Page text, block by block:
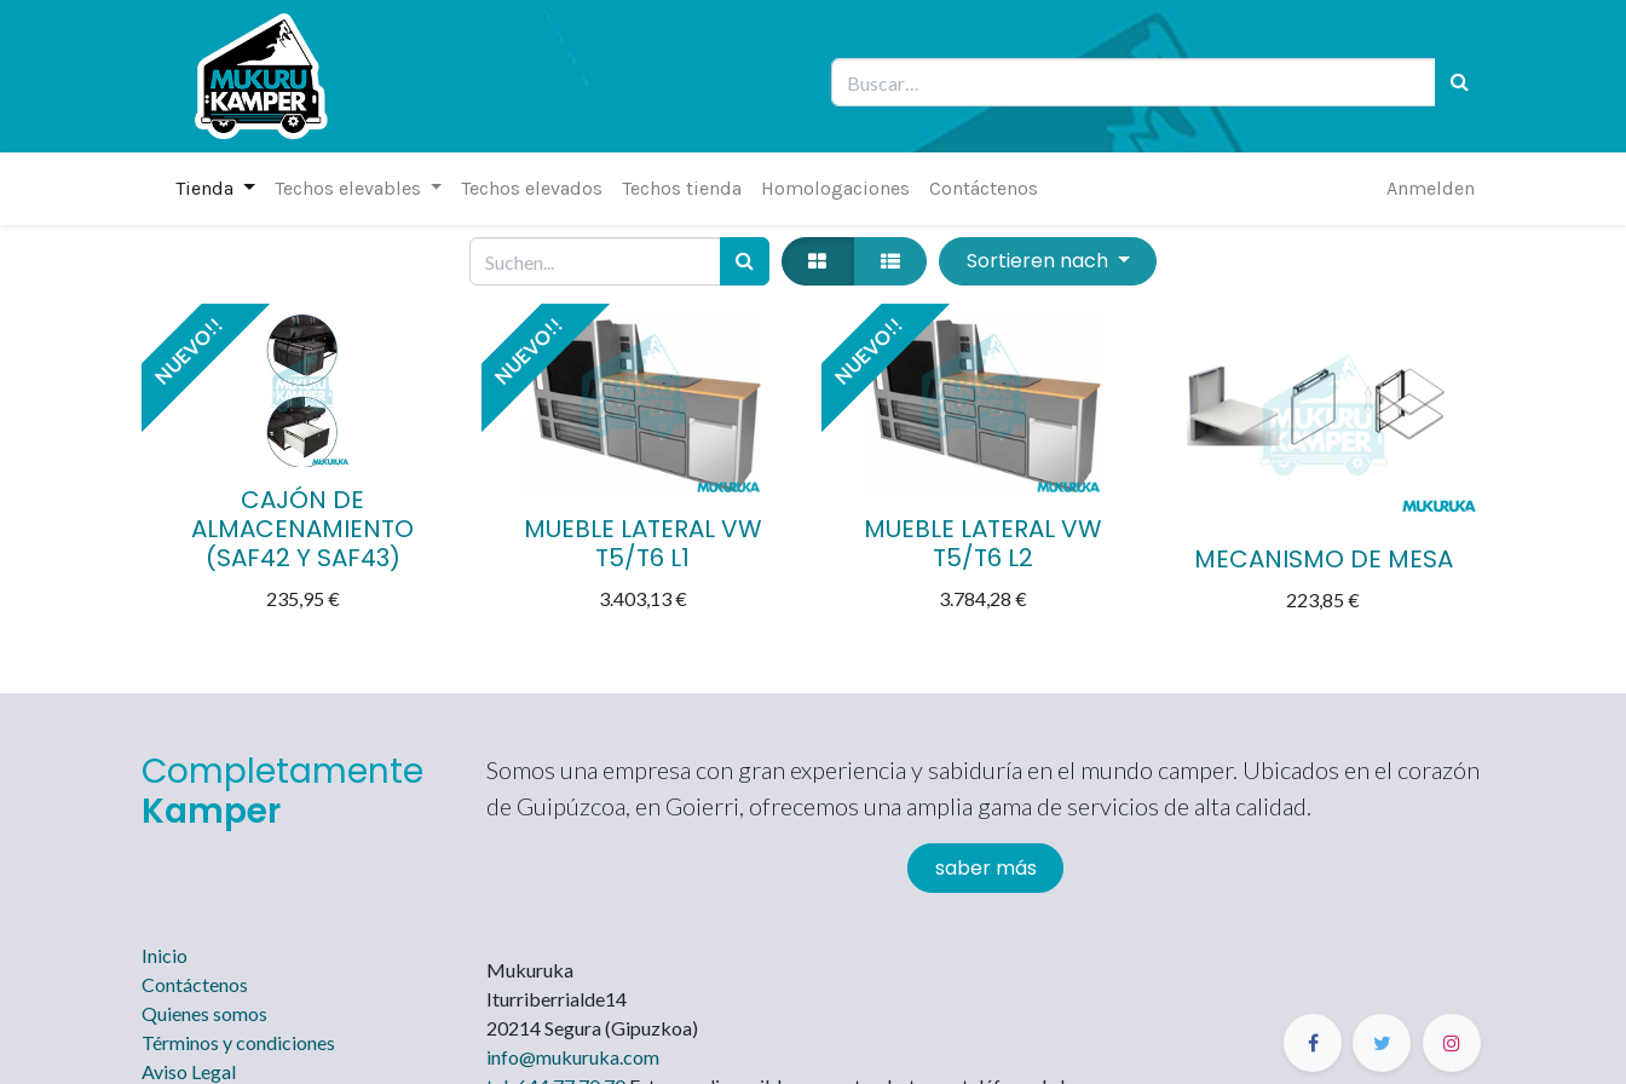
Tienda Techos elevables Techos elevados Techos tienda Homologaciones Contáctenos Anmelden
Sortieren nach
CAJÓN DE
ALMACENAMIENTO
(SAF42 Y SAF43)
235,95€
NUEVO!!
MUEBLE LATERAL VW
T5/T6 L1
3.403,13€
NUEVO!!
MUEBLE LATERAL VW
T5/T6 L2
3.784,28 €
NUEVO!!
MECANISMO DE MESA
223,85€
Completamente
Kamper
Somos una empresa con gran experiencia y sabiduría en el mundo camper. Ubicados en el corazón
de Guipúzcoa, en Goierri, ofrecemos una amplia gama de servicios de alta calidad.
saber más
Inicio
Contáctenos
Quienes somos
Términos y condiciones
Aviso Legal
Mukuruka
Iturriberrialde14
20214 Segura (Gipuzkoa)
info@mukuruka.com